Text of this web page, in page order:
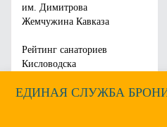
им. Димитрова
Жемчужина Кавказа
Рейтинг санаториев
Кисловодска
ЕДИНАЯ СЛУЖБА